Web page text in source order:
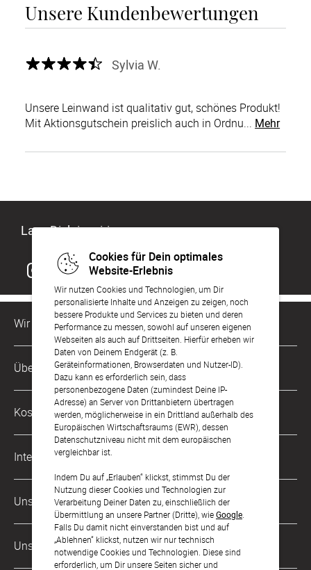
Cookies für Dein optimales
Website-Erlebnis
Wir nutzen Cookies und Technologien, um Dir
personalisierte Inhalte und Anzeigen zu zeigen, noch
bessere Produkte und Services zu bieten und deren
Performance zu messen, sowohl auf unseren eigenen
Webseiten als auch auf Drittseiten. Hierfür erheben wir
Daten von Deinem Endgerät (z. B.
Geräteinformationen, Browserdaten und Nutzer-ID).
Dazu kann es erforderlich sein, dass
personenbezogene Daten (zumindest Deine IP-
Adresse) an Server von Drittanbietern übertragen
werden, möglicherweise in ein Drittland außerhalb des
Europäischen Wirtschaftsraums (EWR), dessen
Datenschutzniveau nicht mit dem europäischen
vergleichbar ist.
Indem Du auf „Erlauben“ klickst, stimmst Du der
Nutzung dieser Cookies und Technologien zur
Verarbeitung Deiner Daten zu, einschließlich der
Übermittlung an unsere Partner (Dritte), wieGoogle
Falls Du damit nicht einverstanden bist und auf
„Ablehnen“ klickst, nutzen wir nur technisch
notwendige Cookies und Technologien. Diese sind
erforderlich, um Dir unsere Seiten sicher und
Unsere Kundenbewertungen
Sylvia W.
Unsere Leinwand ist qualitativ gut, schönes Produkt!
Mit Aktionsgutschein preislich auch in Ordnu... Mehr
Lass Dich inspirieren
Wir sind für Dich da
Kundenservice-Hotline
0221 956 725 10
Mo. - Fr. von 9 bis 17 Uhr
kontakt@sendmoments.de
Über Uns
Philosophie
Karriere
Impressum
AGB & Widerrufsrecht
Zahlung & Versand
Datenschutz
Barrierefreiheitserklärung
Kostenlose Services
Musterkarten
Digitale Fotoalben
Digitale Gästelisten
FAQ & Hilfe
International
Österreich
Schweiz
Frankreich
Unsere Zahlungsarten
Unsere Partner